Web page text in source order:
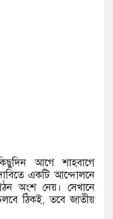
আগে শাহবাগে
একটি আন্দোলনে
অংশ নেয়। সেখানে
ঠিকই, তবে জাতীয়